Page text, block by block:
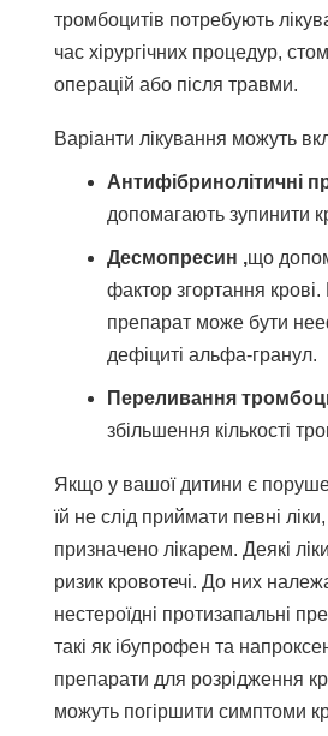
тромбоцитів потребують
час хірургічних процедур,
операцій або після травми.
Варіанти лікування можуть
Антифібринолітичні
допомагають зупинити
Десмопресин ,що
фактор згортання крові.
препарат може бути
дефіциті альфа-гранул.
Переливання
збільшення кількості
Якщо у вашої дитини є
їй не слід приймати певні
призначено лікарем. Деякі
ризик кровотечі. До них
нестероїдні протизапальні
такі як ібупрофен та
препарати для розрідження
можуть погіршити симптоми